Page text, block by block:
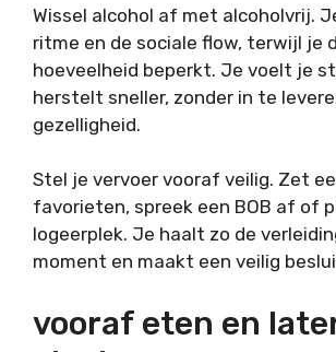
Wissel alcohol af met alcoholvrij.
ritme en de sociale flow, terwijl je
hoeveelheid beperkt. Je voelt je
herstelt sneller, zonder in te
gezelligheid.
Stel je vervoer vooraf veilig. Zet
favorieten, spreek een BOB af of
logeerplek. Je haalt zo de
moment en maakt een veilig
vooraf eten en